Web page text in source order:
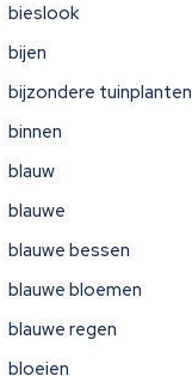
bieslook
bijen
bijzondere tuinplanten
binnen
blauw
blauwe
blauwe bessen
blauwe bloemen
blauwe regen
bloeien